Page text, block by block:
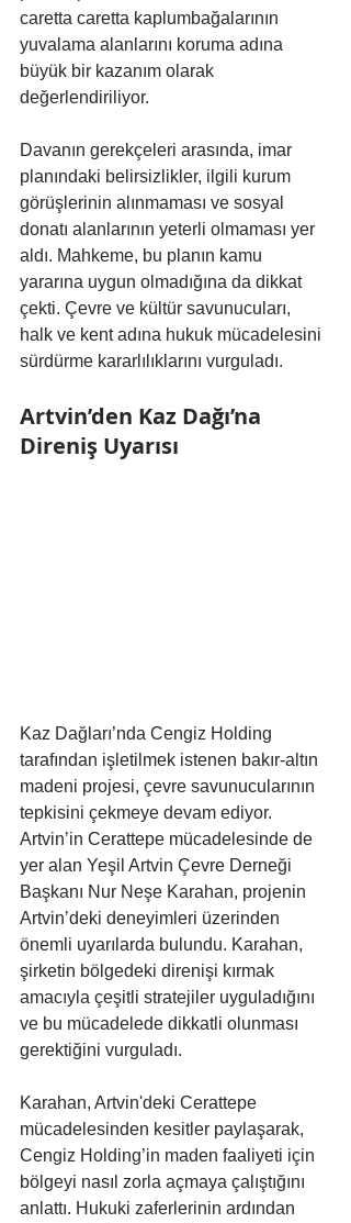
caretta caretta kaplumbağalarının
yuvalama alanlarını koruma adına
büyük bir kazanım olarak
değerlendiriliyor.
Davanın gerekçeleri arasında, imar
planındaki belirsizlikler, ilgili kurum
görüşlerinin alınmaması ve sosyal
donatı alanlarının yeterli olmaması yer
aldı. Mahkeme, bu planın kamu
yararına uygun olmadığına da dikkat
çekti. Çevre ve kültür savunucuları,
halk ve kent adına hukuk mücadelesini
sürdürme kararlılıklarını vurguladı.
Artvin’den Kaz Dağı’na
Direniş Uyarısı
Kaz Dağları’nda Cengiz Holding
tarafından işletilmek istenen bakır-altın
madeni projesi, çevre savunucularının
tepkisini çekmeye devam ediyor.
Artvin’in Cerattepe mücadelesinde de
yer alan Yeşil Artvin Çevre Derneği
Başkanı Nur Neşe Karahan, projenin
Artvin’deki deneyimleri üzerinden
önemli uyarılarda bulundu. Karahan,
şirketin bölgedeki direnişi kırmak
amacıyla çeşitli stratejiler uyguladığını
ve bu mücadelede dikkatli olunması
gerektiğini vurguladı.
Karahan, Artvin'deki Cerattepe
mücadelesinden kesitler paylaşarak,
Cengiz Holding’in maden faaliyeti için
bölgeyi nasıl zorla açmaya çalıştığını
anlattı. Hukuki zaferlerinin ardından